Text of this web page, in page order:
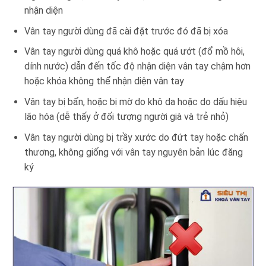
nhận diện
Vân tay người dùng đã cài đặt trước đó đã bị xóa
Vân tay người dùng quá khô hoặc quá ướt (đổ mồ hôi,
dính nước) dẫn đến tốc độ nhận diện vân tay chậm hơn
hoặc khóa không thể nhận diện vân tay
Vân tay bị bẩn, hoặc bị mờ do khô da hoặc do dấu hiệu
lão hóa (dễ thấy ở đối tượng người già và trẻ nhỏ)
Vân tay người dùng bị trầy xước do đứt tay hoặc chấn
thương, không giống với vân tay nguyên bản lúc đăng
ký